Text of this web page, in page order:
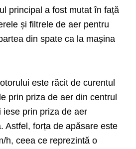
principal a fost mutat în față
și filtrele de aer pentru
din spate ca la mașina
este răcit de curentul
prin priza de aer din centrul
iese prin priza de aer
Astfel, forța de apăsare este
h, ceea ce reprezintă o